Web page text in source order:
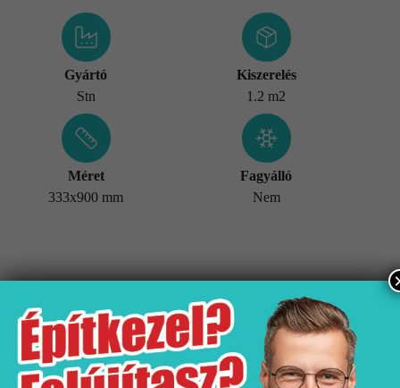
Gyártó
Stn
Kiszerelés
1.2 m2
Méret
333x900 mm
Fagyálló
Nem
Tömeg 21,1 kg
Értékesítési egység doboz